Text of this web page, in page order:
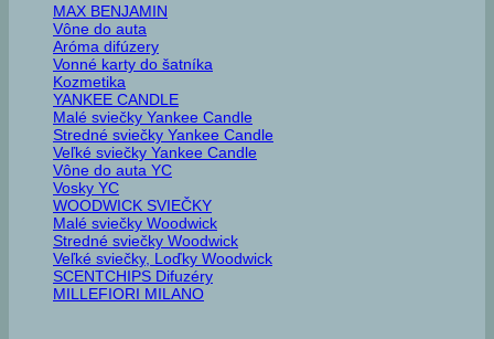
MAX BENJAMIN
Vône do auta
Aróma difúzery
Vonné karty do šatníka
Kozmetika
YANKEE CANDLE
Malé sviečky Yankee Candle
Stredné sviečky Yankee Candle
Veľké sviečky Yankee Candle
Vône do auta YC
Vosky YC
WOODWICK SVIEČKY
Malé sviečky Woodwick
Stredné sviečky Woodwick
Veľké sviečky, Loďky Woodwick
SCENTCHIPS Difuzéry
MILLEFIORI MILANO